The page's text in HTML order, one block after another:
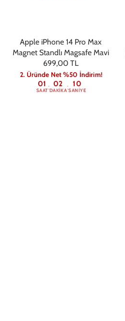
Apple iPhone 14 Pro Max
Magnet Standlı Magsafe Mavi
699,00 TL
2. Üründe Net %50 İndirim!
01
SAAT: 02
DAKIKA: 09
SANIYE